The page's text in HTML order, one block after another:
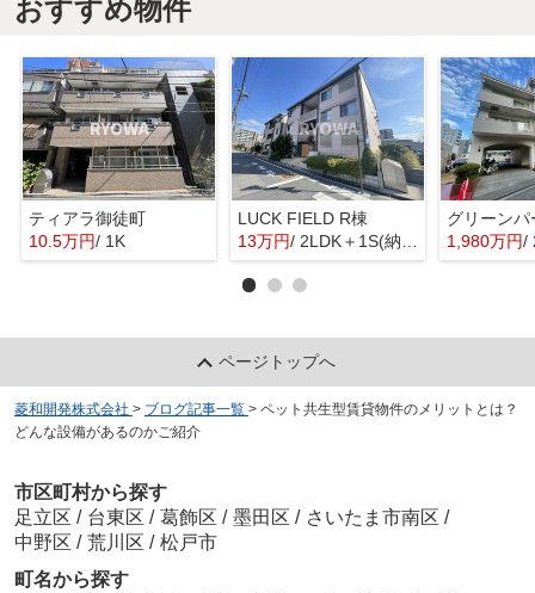
おすすめ物件
ティアラ御徒町
10.5万円/ 1K
LUCK FIELD R棟
13万円/ 2LDK＋1S(納戸)
グリーン
1,980万円/
ページトップへ
菱和開発株式会社 > ブログ記事一覧 > ペット共生型賃貸物件のメリットとは？
どんな設備があるのかご紹介
市区町村から探す
足立区 / 台東区 / 葛飾区 / 墨田区 / さいたま市南区 /
中野区 / 荒川区 / 松戸市
町名から探す